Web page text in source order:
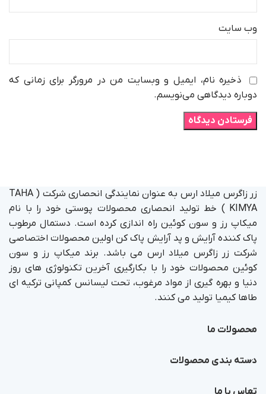
وب‌ سایت
ذخیره نام، ایمیل و وبسایت من در مرورگر برای زمانی که
دوباره دیدگاهی می‌نویسم.
زر زاگرس میلاد ارس به عنوان نمایندگی انحصاری شرکت ( TAHA
KIMYA ) خط تولید انحصاری محصولات پوستی خود را با نام
میکاپ رز و سون کوئین راه اندازی کرده است. دستمال مرطوب
پاک کننده آرایش و پد آرایش پاک کن اولین محصولات اختصاصی
شرکت زر زاگرس میلاد ارس می باشد. برند میکاپ رز و سون
کوئین محصولات خود را با بکارگیری آخرین تکنولوژی های روز
دنیا و بهره گیری از مواد مرغوب، تحت لیسانس کمپانی ترکیه ای
طاها کیمیا تولید می کنند.
محصولات ما
دسته بندی محصولات
تماس با ما